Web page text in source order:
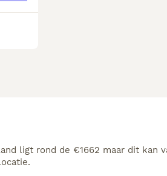
ligt rond de €1662 maar dit kan